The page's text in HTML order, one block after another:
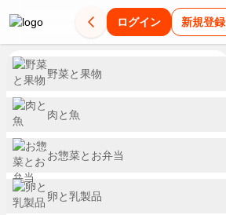
ログイン 新規登録
野菜と果物
肉と魚
お惣菜とお弁当
卵と乳製品